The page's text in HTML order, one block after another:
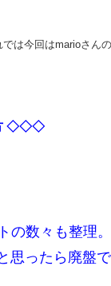
は今回はmarioさん
◇◇◇
の数々も整理。
ったら廃盤で